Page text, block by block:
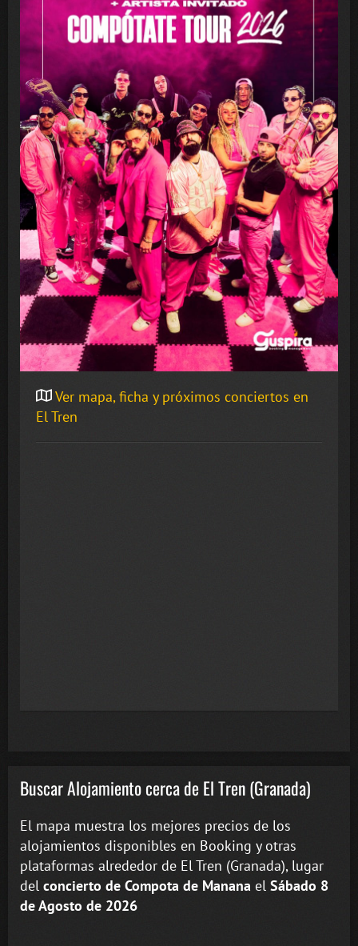
Ver mapa, ficha y próximos conciertos en
El Tren
Buscar Alojamiento cerca de El Tren (Granada)
El mapa muestra los mejores precios de los
alojamientos disponibles en Booking y otras
plataformas alrededor de El Tren (Granada), lugar
del concierto de Compota de Manana el Sábado 8
de Agosto de 2026